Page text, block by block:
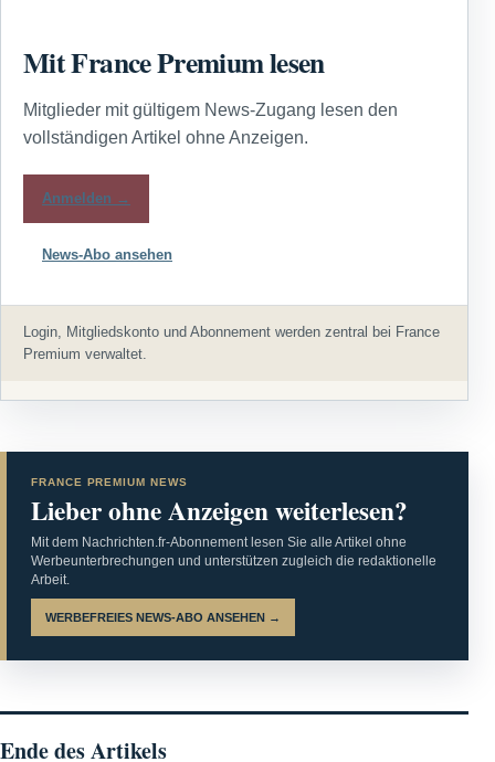
Mit France Premium lesen
Mitglieder mit gültigem News-Zugang lesen den
vollständigen Artikel ohne Anzeigen.
Anmelden →
News-Abo ansehen
Login, Mitgliedskonto und Abonnement werden zentral bei France
Premium verwaltet.
FRANCE PREMIUM NEWS
Lieber ohne Anzeigen weiterlesen?
Mit dem Nachrichten.fr-Abonnement lesen Sie alle Artikel ohne
Werbeunterbrechungen und unterstützen zugleich die redaktionelle
Arbeit.
WERBEFREIES NEWS-ABO ANSEHEN →
Ende des Artikels